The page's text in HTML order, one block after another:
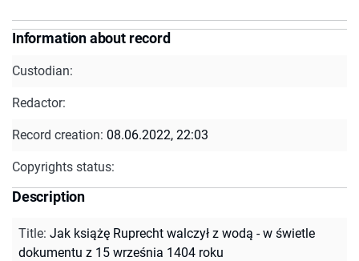
Information about record
Custodian:
Redactor:
Record creation: 08.06.2022, 22:03
Copyrights status:
Description
Title: Jak książę Ruprecht walczył z wodą - w świetle
dokumentu z 15 września 1404 roku